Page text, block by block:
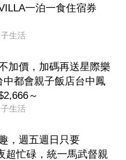
一泊一食住宿券
生活
加價，加碼再送星際樂
中都會親子飯店台中鳳
～
生活
，週五週日只要
超忙碌，統一馬武督親